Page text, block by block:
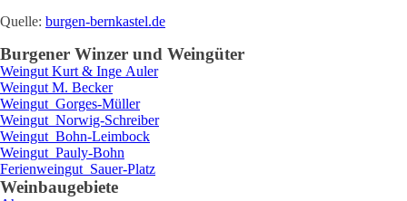
Quelle: burgen-bernkastel.de
Burgener Winzer und Weingüter
Weingut Kurt & Inge Auler
Weingut M. Becker
Weingut Gorges-Müller
Weingut Norwig-Schreiber
Weingut Bohn-Leimbock
Weingut Pauly-Bohn
Ferienweingut Sauer-Platz
Weinbaugebiete